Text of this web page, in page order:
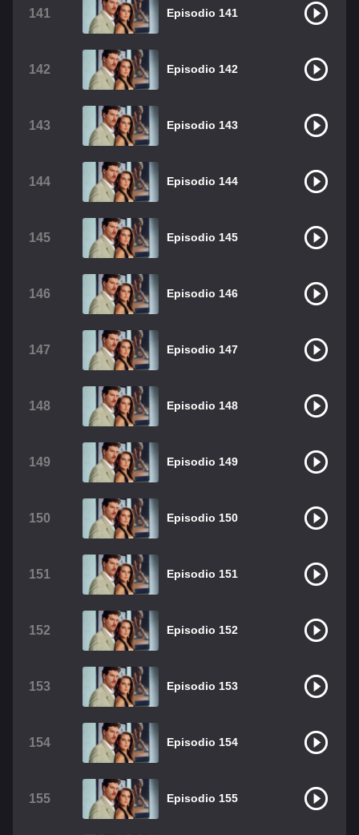
141 Episodio 141
142 Episodio 142
143 Episodio 143
144 Episodio 144
145 Episodio 145
146 Episodio 146
147 Episodio 147
148 Episodio 148
149 Episodio 149
150 Episodio 150
151 Episodio 151
152 Episodio 152
153 Episodio 153
154 Episodio 154
155 Episodio 155